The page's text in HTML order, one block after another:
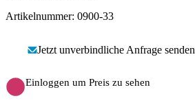
Artikelnummer: 0900-33
Jetzt unverbindliche Anfrage senden
Einloggen um Preis zu sehen